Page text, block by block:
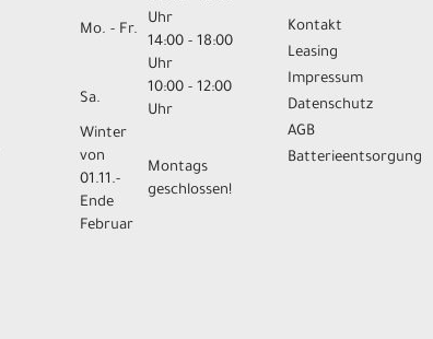
Mo. - Fr.
Uhr
14:00 - 18:00
Uhr
Sa.
10:00 - 12:00
Uhr
Winter
von
01.11.-
Ende
Februar
Montags
geschlossen!
Kontakt
Leasing
Impressum
Datenschutz
AGB
Batterieentsorgung